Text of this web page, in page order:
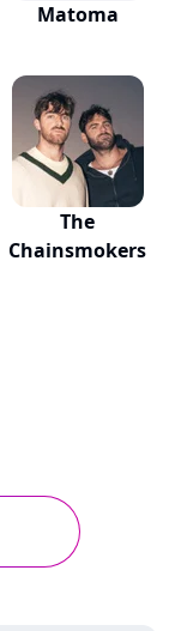
Matoma
The
Chainsmokers